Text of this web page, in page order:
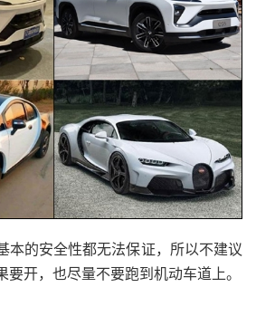
本的安全性都无法保证，所以不建议
开，也尽量不要跑到机动车道上。